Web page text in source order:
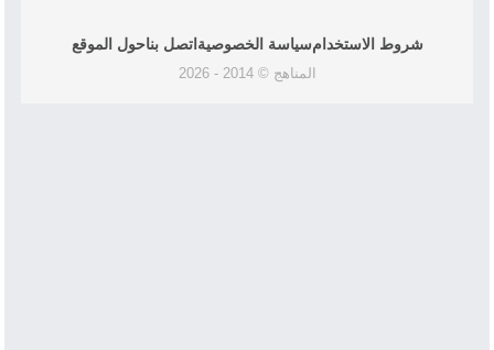
شروط الاستخدامسياسة الخصوصية اتصل بناحول الموقع
المناهج © 2014 - 2026